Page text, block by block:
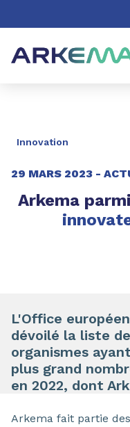
Aller à la recherche
Innovation
29 MARS 2023 -
Arkema
L'Office
dévoilé la liste
organismes
plus grand
en 2022, dont
Arkema fait partie